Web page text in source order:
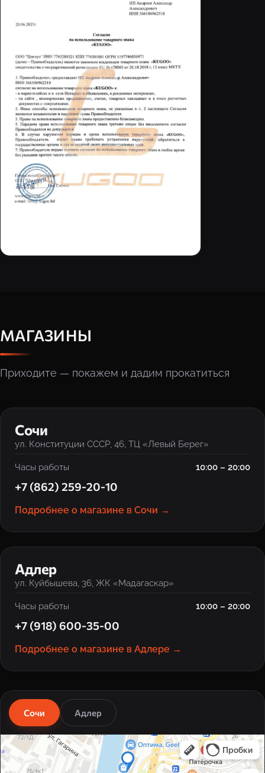
МАГАЗИНЫ
Приходите — покажем и дадим прокатиться
‹ ›
Сочи
ул. Конституции СССР, 46, ТЦ «Левый Берег»
Часы работы 10:00 – 20:00
+7 (862) 259-20-10
Подробнее о магазине в Сочи →
‹ ›
Адлер
ул. Куйбышева, 36, ЖК «Мадагаскар»
Часы работы 10:00 – 20:00
+7 (918) 600-35-00
Подробнее о магазине в Адлере →
Сочи Адлер